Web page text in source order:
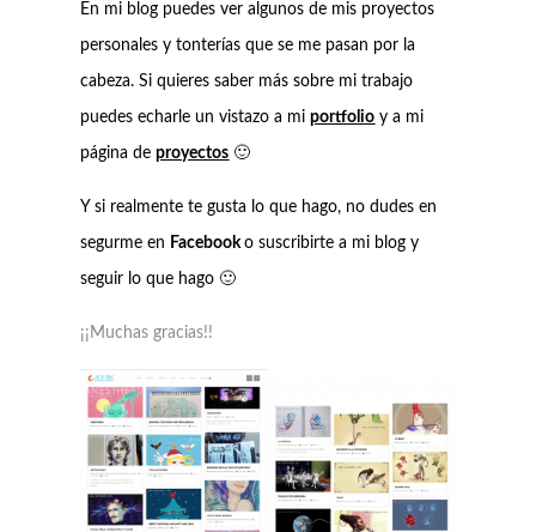
En mi blog puedes ver algunos de mis proyectos
personales y tonterías que se me pasan por la
cabeza. Si quieres saber más sobre mi trabajo
puedes echarle un vistazo a miportfolio y a mi
página deproyectos 🙂
Y si realmente te gusta lo que hago, no dudes en
segurme en Facebook o suscribirte a mi blog y
seguir lo que hago 🙂
¡¡Muchas gracias!!